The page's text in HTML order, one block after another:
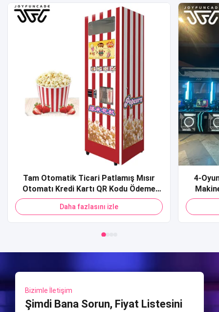
Tam Otomatik Ticari Patlamış Mısır
Otomatı Kredi Kartı QR Kodu Ödeme
Alışveriş Merkezi için Patlamış Mısır
Otomatı
Daha fazlasını izle
4-
Spor
Bizimle İletişim
Şimdi Bana Sorun, Fiyat Listesini